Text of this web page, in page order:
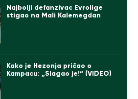
Najbolji defanzivac Evrolige
stigao na Mali Kalemegdan
Kako je Hezonja pričao o
Kampacu: „Slagao je!“ (VIDEO)